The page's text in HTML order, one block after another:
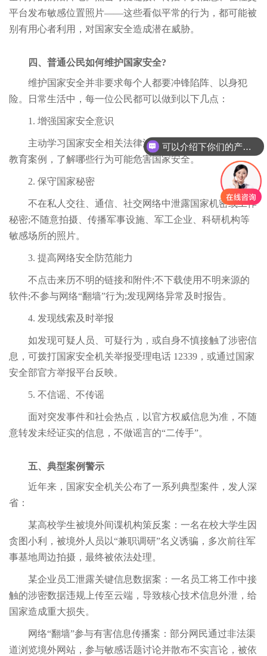
平台发布敏感位置照片——这些看似平常的行为，都可能被
别有用心者利用，对国家安全造成潜在威胁。
四、普通公民如何维护国家安全?
维护国家安全并非要求每个人都要冲锋陷阵、以身犯
险。日常生活中，每一位公民都可以做到以下几点：
1. 增强国家安全意识
主动学习国家安全相关法律法规，关注官方发布的警示
教育案例，了解哪些行为可能危害国家安全。
2. 保守国家秘密
不在私人交往、通信、社交网络中泄露国家机密或工作
秘密;不随意拍摄、传播军事设施、军工企业、科研机构等
敏感场所的照片。
3. 提高网络安全防范能力
不点击来历不明的链接和附件;不下载使用不明来源的
软件;不参与网络“翻墙”行为;发现网络异常及时报告。
4. 发现线索及时举报
如发现可疑人员、可疑行为，或自身不慎接触了涉密信
息，可拨打国家安全机关举报受理电话 12339，或通过国家
安全部官方举报平台反映。
5. 不信谣、不传谣
面对突发事件和社会热点，以官方权威信息为准，不随
意转发未经证实的信息，不做谣言的“二传手”。
五、典型案例警示
近年来，国家安全机关公布了一系列典型案件，发人深
省：
某高校学生被境外间谍机构策反案：一名在校大学生因
贪图小利，被境外人员以“兼职调研”名义诱骗，多次前往军
事基地周边拍摄，最终被依法处理。
某企业员工泄露关键信息数据案：一名员工将工作中接
触的涉密数据违规上传至云端，导致核心技术信息外泄，给
国家造成重大损失。
网络“翻墙”参与有害信息传播案：部分网民通过非法渠
道浏览境外网站，参与敏感话题讨论并散布不实言论，被依
可以介绍下你们的产品么